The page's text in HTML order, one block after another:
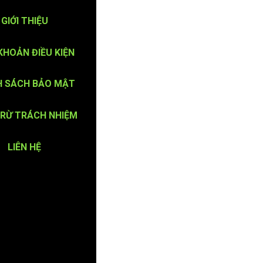
GIỚI THIỆU
ĐIỀU KIỆN
SÁCH BẢO MẬT
TRÁCH NHIỆM
LIÊN HỆ